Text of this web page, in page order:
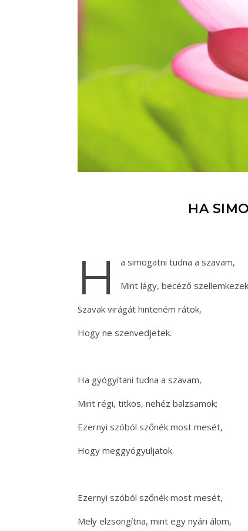
HA
H
a simogatni tudna a szavam,
Mint lágy, becéző
Szavak virágát hinteném rátok,
Hogy ne szenvedjetek.
Ha gyógyítani tudna a szavam,
Mint régi, titkos, nehéz balzsamok;
Ezernyi szóból szőnék most mesét,
Hogy meggyógyuljatok.
Ezernyi szóból szőnék most mesét,
Mely elzsongítna, mint egy nyári álom,